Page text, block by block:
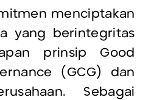
menciptakan
yang berintegritas
prinsip Good
(GCG) dan
Sebagai